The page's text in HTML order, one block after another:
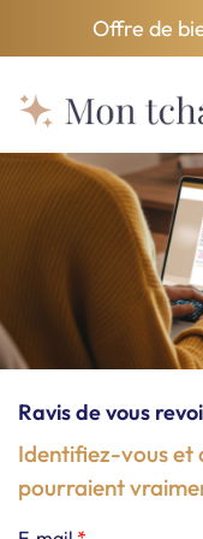
Offre de
Se connecter
S'inscrire
Ravis de vous
Identifiez-vous et
pourraient